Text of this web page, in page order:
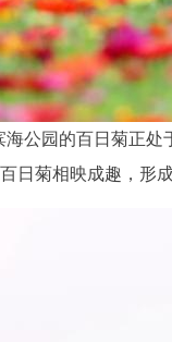
海公园的百日菊正
日菊相映成趣，形